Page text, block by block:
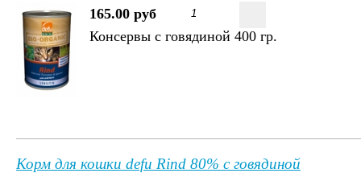
165.00 руб
Консервы с говядиной 400 гр.
Корм для кошки defu Rind 80% с говядиной